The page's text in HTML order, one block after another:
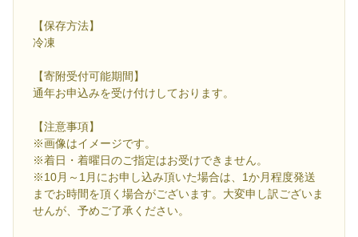
【保存方法】
冷凍
【寄附受付可能期間】
通年お申込みを受け付けしております。
【注意事項】
※画像はイメージです。
※着日・着曜日のご指定はお受けできません。
※10月～1月にお申し込み頂いた場合は、1か月程度発送
までお時間を頂く場合がございます。大変申し訳ございま
せんが、予めご了承ください。